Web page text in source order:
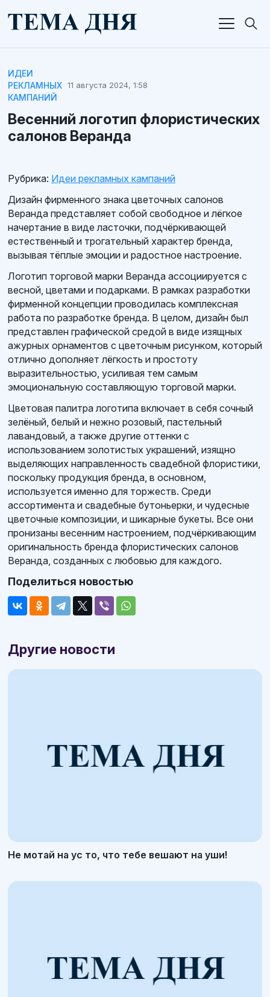
ИДЕИ
РЕКЛАМНЫХ
КАМПАНИЙ
11 августа 2024, 1:58
Весенний логотип флористических
салонов Веранда
Рубрика: Идеи рекламных кампаний
Дизайн фирменного знака цветочных салонов
Веранда представляет собой свободное и лёгкое
начертание в виде ласточки, подчёркивающей
естественный и трогательный характер бренда,
вызывая тёплые эмоции и радостное настроение.
Логотип торговой марки Веранда ассоциируется с
весной, цветами и подарками. В рамках разработки
фирменной концепции проводилась комплексная
работа по разработке бренда. В целом, дизайн был
представлен графической средой в виде изящных
ажурных орнаментов с цветочным рисунком, который
отлично дополняет лёгкость и простоту
выразительностью, усиливая тем самым
эмоциональную составляющую торговой марки.
Цветовая палитра логотипа включает в себя сочный
зелёный, белый и нежно розовый, пастельный
лавандовый, а также другие оттенки с
использованием золотистых украшений, изящно
выделяющих направленность свадебной флористики,
поскольку продукция бренда, в основном,
используется именно для торжеств. Среди
ассортимента и свадебные бутоньерки, и чудесные
цветочные композиции, и шикарные букеты. Все они
пронизаны весенним настроением, подчёркивающим
оригинальность бренда флористических салонов
Веранда, созданных с любовью для каждого.
Поделиться новостью
Другие новости
Не мотай на ус то, что тебе вешают на уши!